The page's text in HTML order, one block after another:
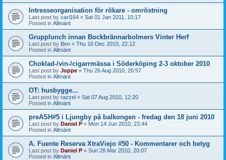
Intresseorganisation för rökare - omröstning
Last post by carl164 « Sat 01 Jan 2011, 10:17
Posted in Allmänt
Grupplunch innan Bockbrännarbolmers Vinter Herf
Last post by Ben « Thu 16 Dec 2010, 22:12
Posted in Allmänt
Choklad-/vin-/cigarrmässa i Söderköping 2-3 oktober 2010
Last post by Joppe « Thu 26 Aug 2010, 20:57
Posted in Allmänt
OT: husbygge...
Last post by razzel « Sat 07 Aug 2010, 12:20
Posted in Allmänt
preASH#5 i Ljungby på balkongen - fredag den 18 juni 2010
Last post by Daniel P « Mon 14 Jun 2010, 23:44
Posted in Allmänt
A. Fuente Reserva XtraViejo #50 - Kommentarer och betyg
Last post by Daniel P « Sun 28 Mar 2010, 20:07
Posted in Allmänt